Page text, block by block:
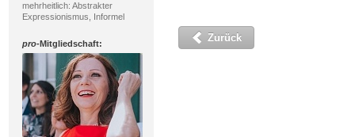
mehrheitlich: Abstrakter
Expressionismus, Informel
pro-Mitgliedschaft: Zurück